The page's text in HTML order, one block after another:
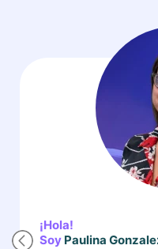
¡Hola!
Soy Paulina